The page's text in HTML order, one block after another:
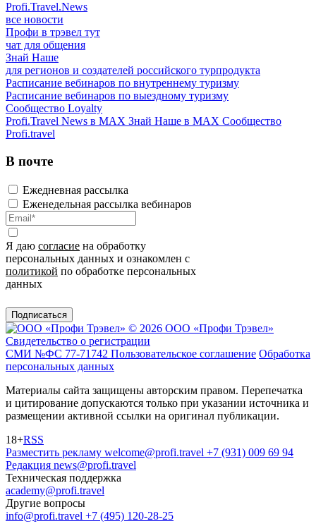
Profi.Travel.News
все новости
Профи в трэвел тут
чат для общения
Знай Наше
для регионов и создателей российского турпродукта
Расписание вебинаров по внутреннему туризму
Расписание вебинаров по выездному туризму
Сообщество Loyalty
Profi.Travel News в MAX Знай Наше в MAX Сообщество
Profi.travel
В почте
Ежедневная рассылка
Еженедельная рассылка вебинаров
Я даю согласие на обработку
персональных данных и ознакомлен с
политикой по обработке персональных
данных
Подписаться
© 2026 ООО «Профи Трэвeл»
Свидетельство о регистрации
СМИ №ФС 77-71742 Пользовательское соглашение Обработка
персональных данных
Материалы сайта защищены авторским правом. Перепечатка
и цитирование допускаются только при указании источника и
размещении активной ссылки на оригинал публикации.
18+RSS
Разместить рекламу welcome@profi.travel +7 (931) 009 69 94
Редакция news@profi.travel
Техническая поддержка
academy@profi.travel
Другие вопросы
info@profi.travel +7 (495) 120-28-25